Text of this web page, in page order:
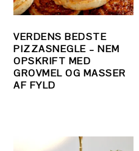
VERDENS BEDSTE
PIZZASNEGLE – NEM
OPSKRIFT MED
GROVMEL OG MASSER
AF FYLD